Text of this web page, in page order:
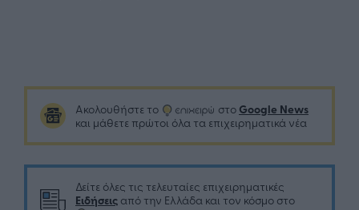
Ακολουθήστε το στο Google News
και μάθετε πρώτοι όλα τα επιχειρηματικά νέα
Δείτε όλες τις τελευταίες επιχειρηματικές
Ειδήσεις από την Ελλάδα και τον κόσμο στο